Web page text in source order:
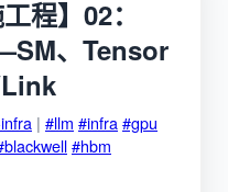
程】02：
、Tensor
| #llm #infra#gpu
#hbm